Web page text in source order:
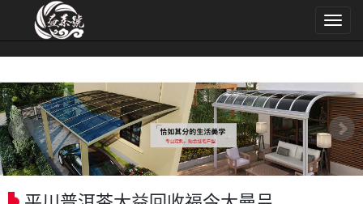
导
航
菜